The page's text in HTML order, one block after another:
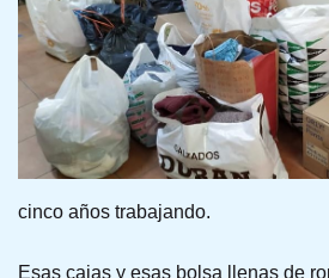
cinco años trabajando.
Esas cajas y esas bolsa llenas de